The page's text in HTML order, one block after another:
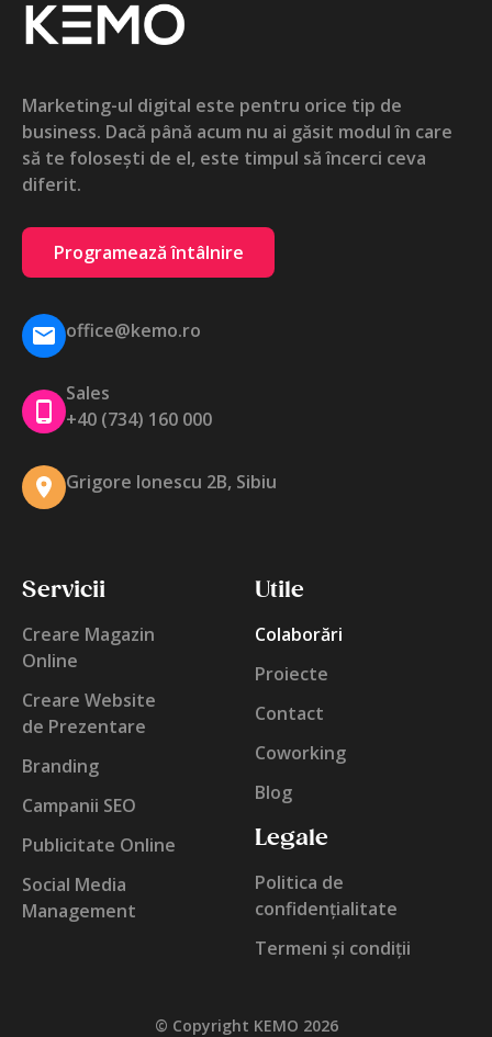
Marketing-ul digital este pentru orice tip de
business. Dacă până acum nu ai găsit modul în care
să te folosești de el, este timpul să încerci ceva
diferit.
Programează întâlnire
office@kemo.ro
Sales
+40 (734) 160 000
Grigore Ionescu 2B, Sibiu
Servicii
Creare Magazin
Online
Creare Website
de Prezentare
Branding
Campanii SEO
Publicitate Online
Social Media
Management
Utile
Colaborări
Proiecte
Contact
Coworking
Blog
Legale
Politica de
confidențialitate
Termeni și condiții
© Copyright KEMO 2026